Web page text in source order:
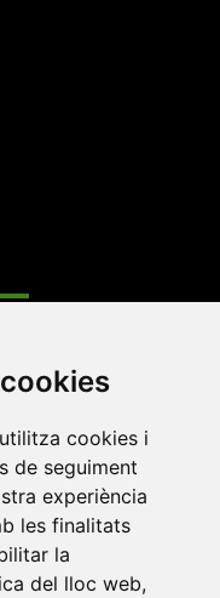
cookies i
de seguiment
experiència
les finalitats
la
del lloc web,